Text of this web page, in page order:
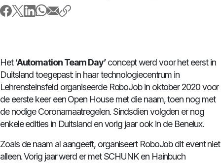
Het ‘Automation Team Day’concept werd voor het eerst in
Duitsland toegepast: in haar technologiecentrum in
Lehrensteinsfeld organiseerde RoboJob in oktober 2020 voor
de eerste keer een Open House met die naam, toen nog met
de nodige Coronamaatregelen. Sindsdien volgden er nog
enkele edities in Duitsland en vorig jaar ook in de Benelux.
Zoals de naam al aangeeft, organiseert RoboJob dit event niet
alleen. Vorig jaar werd er met SCHUNK en Hainbuch